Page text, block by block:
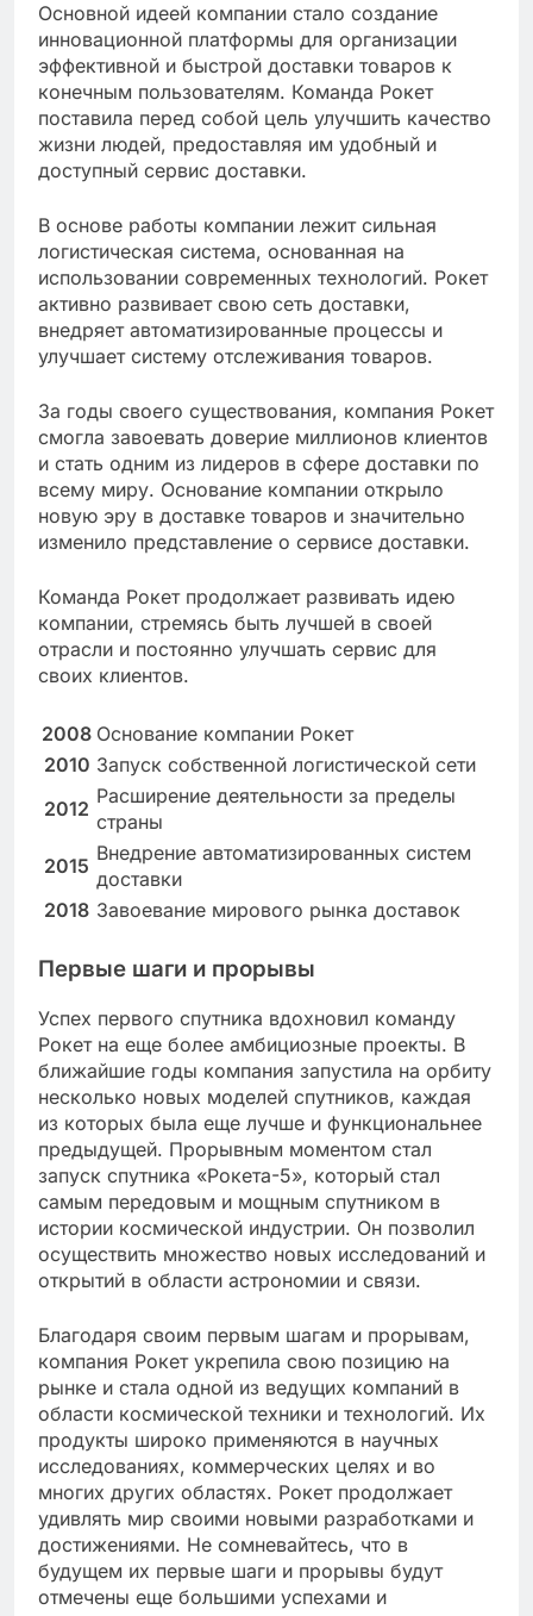
Основной идеей компании стало создание
инновационной платформы для организации
эффективной и быстрой доставки товаров к
конечным пользователям. Команда Рокет
поставила перед собой цель улучшить качество
жизни людей, предоставляя им удобный и
доступный сервис доставки.
В основе работы компании лежит сильная
логистическая система, основанная на
использовании современных технологий. Рокет
активно развивает свою сеть доставки,
внедряет автоматизированные процессы и
улучшает систему отслеживания товаров.
За годы своего существования, компания Рокет
смогла завоевать доверие миллионов клиентов
и стать одним из лидеров в сфере доставки по
всему миру. Основание компании открыло
новую эру в доставке товаров и значительно
изменило представление о сервисе доставки.
Команда Рокет продолжает развивать идею
компании, стремясь быть лучшей в своей
отрасли и постоянно улучшать сервис для
своих клиентов.
2008 Основание компании Рокет
2010 Запуск собственной логистической сети
2012
Расширение деятельности за пределы
страны
2015
Внедрение автоматизированных систем
доставки
2018 Завоевание мирового рынка доставок
Первые шаги и прорывы
Успех первого спутника вдохновил команду
Рокет на еще более амбициозные проекты. В
ближайшие годы компания запустила на орбиту
несколько новых моделей спутников, каждая
из которых была еще лучше и функциональнее
предыдущей. Прорывным моментом стал
запуск спутника «Рокета-5», который стал
самым передовым и мощным спутником в
истории космической индустрии. Он позволил
осуществить множество новых исследований и
открытий в области астрономии и связи.
Благодаря своим первым шагам и прорывам,
компания Рокет укрепила свою позицию на
рынке и стала одной из ведущих компаний в
области космической техники и технологий. Их
продукты широко применяются в научных
исследованиях, коммерческих целях и во
многих других областях. Рокет продолжает
удивлять мир своими новыми разработками и
достижениями. Не сомневайтесь, что в
будущем их первые шаги и прорывы будут
отмечены еще большими успехами и